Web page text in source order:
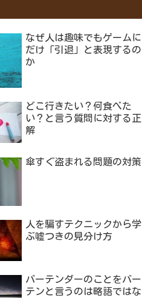
なぜ人は趣味でもゲームに
だけ「引退」と表現するの
か
どこ行きたい？何食べた
い？と言う質問に対する正
解
傘すぐ盗まれる問題の対策
人を騙すテクニックから学
ぶ嘘つきの見分け方
バーテンダーのことをバー
テンと言うのは略語ではな